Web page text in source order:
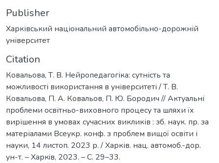
Publisher
Харківський національний автомобільно-дорожній
університет
Citation
Ковальова, Т. В. Нейропедагогіка: сутність та
можливості використання в університеті / Т. В.
Ковальова, П. А. Ковальов, П. Ю. Бородич // Актуальні
проблеми освітньо-виховного процесу та шляхи їх
вирішення в умовах сучасних викликів : зб. наук. пр. за
матеріалами Всеукр. конф. з проблем вищої освіти і
науки, 14 листоп. 2023 р. / Харків. нац. автомоб.-дор.
ун-т. – Харкiв, 2023. – С. 29–33.